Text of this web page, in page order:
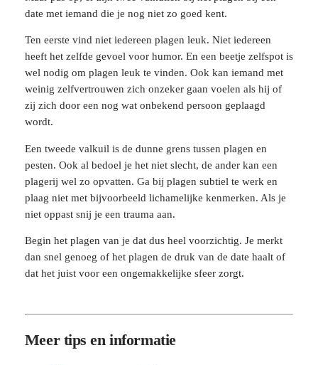
date met iemand die je nog niet zo goed kent.
Ten eerste vind niet iedereen plagen leuk. Niet iedereen
heeft het zelfde gevoel voor humor. En een beetje zelfspot is
wel nodig om plagen leuk te vinden. Ook kan iemand met
weinig zelfvertrouwen zich onzeker gaan voelen als hij of
zij zich door een nog wat onbekend persoon geplaagd
wordt.
Een tweede valkuil is de dunne grens tussen plagen en
pesten. Ook al bedoel je het niet slecht, de ander kan een
plagerij wel zo opvatten. Ga bij plagen subtiel te werk en
plaag niet met bijvoorbeeld lichamelijke kenmerken. Als je
niet oppast snij je een trauma aan.
Begin het plagen van je dat dus heel voorzichtig. Je merkt
dan snel genoeg of het plagen de druk van de date haalt of
dat het juist voor een ongemakkelijke sfeer zorgt.
Meer tips en informatie